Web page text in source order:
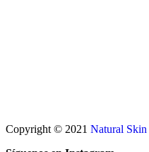
Copyright © 2021 Natural Skin